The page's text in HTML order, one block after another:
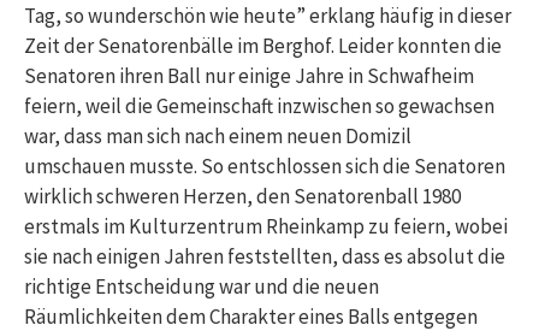
Tag, so wunderschön wie heute” erklang häufig in dieser
Zeit der Senatorenbälle im Berghof. Leider konnten die
Senatoren ihren Ball nur einige Jahre in Schwafheim
feiern, weil die Gemeinschaft inzwischen so gewachsen
war, dass man sich nach einem neuen Domizil
umschauen musste. So entschlossen sich die Senatoren
wirklich schweren Herzen, den Senatorenball 1980
erstmals im Kulturzentrum Rheinkamp zu feiern, wobei
sie nach einigen Jahren feststellten, dass es absolut die
richtige Entscheidung war und die neuen
Räumlichkeiten dem Charakter eines Balls entgegen